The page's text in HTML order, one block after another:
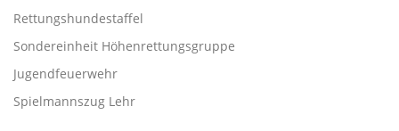
Rettungshundestaffel
Sondereinheit Höhenrettungsgruppe
Jugendfeuerwehr
Spielmannszug Lehr